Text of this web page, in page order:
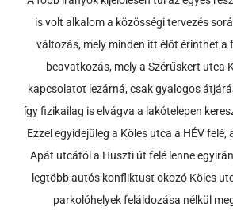
is volt alkalom a közösségi tervezés
változás, mely minden itt élőt érinthet a
beavatkozás, mely a Szérűskert utca
kapcsolatot lezárná, csak gyalogos
így fizikailag is elvágva a lakótelepen
Ezzel egyidejűleg a Köles utca a HÉV felé,
Apát utcától a Huszti út felé lenne
legtöbb autós konfliktust okozó Köles
parkolóhelyek feláldozása nélkül